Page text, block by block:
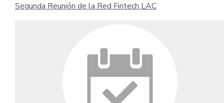
Segunda Reunión de la Red Fintech LAC